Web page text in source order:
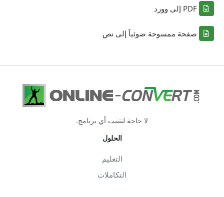
PDF إلى وورد
صفحة ممسوحة ضوئياً إلى نص
لا حاجة لتثبيت أي برنامج.
الحلول
التعليم
التكاملات